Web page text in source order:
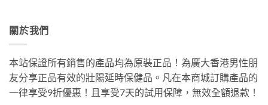
關於我們
本站保證所有銷售的產品均為原裝正品！為廣大香港男性朋
友分享正品有效的壯陽延時保健品。凡在本商城訂購產品的
一律享受9折優惠！且享受7天的試用保障，無效全額退款！